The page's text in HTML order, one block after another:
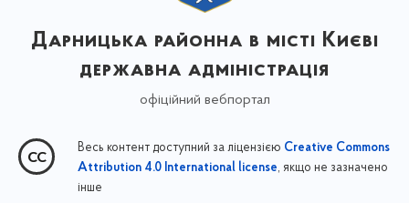
Дарницька районна в місті Києві
державна адміністрація
офіційний вебпортал
Весь контент доступний за ліцензією Creative Commons
Attribution 4.0 International license, якщо не зазначено
інше